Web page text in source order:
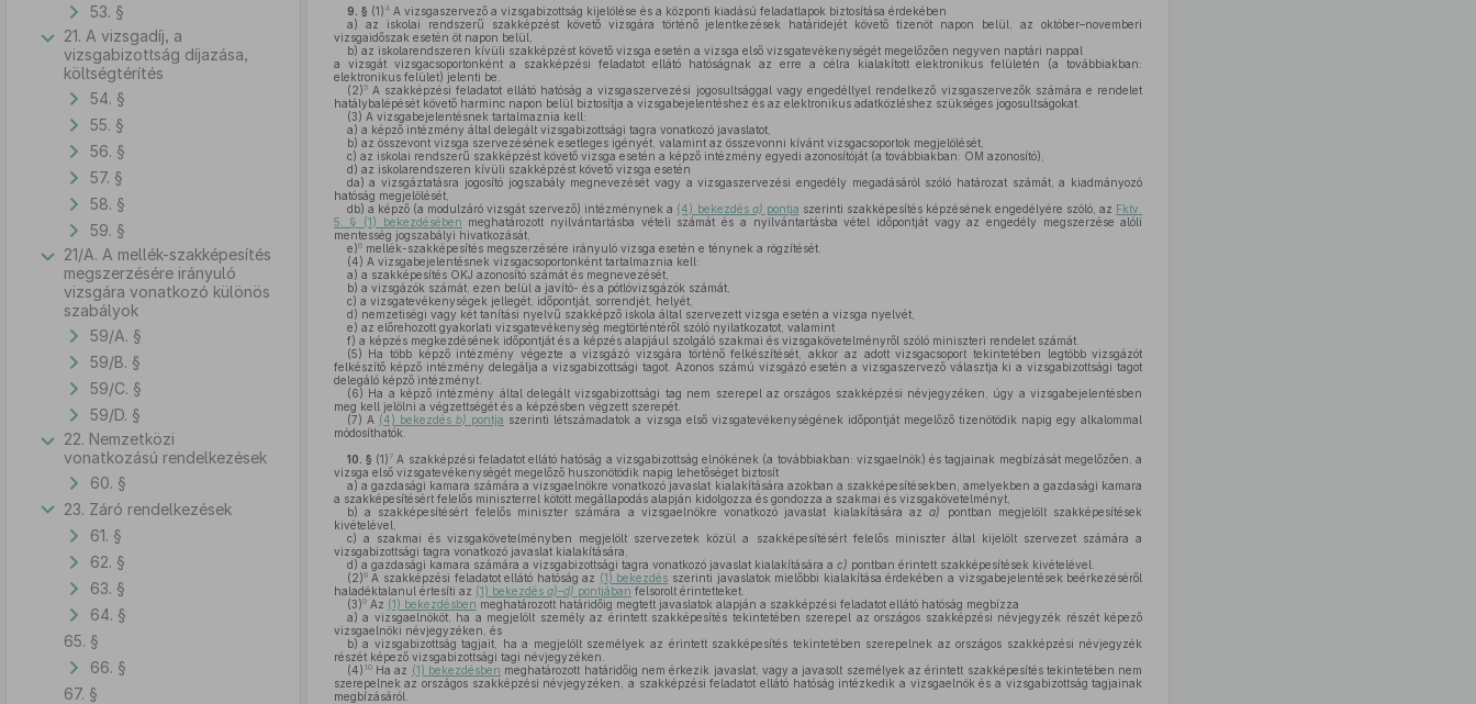
53. §
21. A vizsgadíj, a
vizsgabizottság díjazása,
költségtérítés
54. §
55. §
56. §
57. §
58. §
59. §
21/A. A mellék-szakképesítés
megszerzésére irányuló
vizsgára vonatkozó különös
szabályok
59/A. §
59/B. §
59/C. §
59/D. §
22. Nemzetközi
vonatkozású rendelkezések
60. §
23. Záró rendelkezések
61. §
62. §
63. §
64. §
65. §
66. §
67. §
9. § (1)4A vizsgaszervező a vizsgabizottság kijelölése és a központi kiadású feladatlapok biztosítása érdekében
a) az iskolai rendszerű szakképzést követő vizsgára történő jelentkezések határidejét követő tizenöt napon belül, az október–novemberi
vizsgaidőszak esetén öt napon belül,
b) az iskolarendszeren kívüli szakképzést követő vizsga esetén a vizsga első vizsgatevékenységét megelőzően negyven naptári nappal
a vizsgát vizsgacsoportonként a szakképzési feladatot ellátó hatóságnak az erre a célra kialakított elektronikus felületén (a továbbiakban:
elektronikus felület) jelenti be.
(2)5A szakképzési feladatot ellátó hatóság a vizsgaszervezési jogosultsággal vagy engedéllyel rendelkező vizsgaszervezők számára e rendelet
hatálybalépését követő harminc napon belül biztosítja a vizsgabejelentéshez és az elektronikus adatközléshez szükséges jogosultságokat.
(3) A vizsgabejelentésnek tartalmaznia kell:
a) a képző intézmény által delegált vizsgabizottsági tagra vonatkozó javaslatot,
b) az összevont vizsga szervezésének esetleges igényét, valamint az összevonni kívánt vizsgacsoportok megjelölését,
c) az iskolai rendszerű szakképzést követő vizsga esetén a képző intézmény egyedi azonosítóját (a továbbiakban: OM azonosító),
d) az iskolarendszeren kívüli szakképzést követő vizsga esetén
da) a vizsgáztatásra jogosító jogszabály megnevezését vagy a vizsgaszervezési engedély megadásáról szóló határozat számát, a kiadmányozó
hatóság megjelölését,
db) a képző (a modulzáró vizsgát szervező) intézménynek a (4) bekezdés a) pontja szerinti szakképesítés képzésének engedélyére szóló, az Fktv.
5. § (1) bekezdésében meghatározott nyilvántartásba vételi számát és a nyilvántartásba vétel időpontját vagy az engedély megszerzése alóli
mentesség jogszabályi hivatkozását,
e)6mellék-szakképesítés megszerzésére irányuló vizsga esetén e ténynek a rögzítését.
(4) A vizsgabejelentésnek vizsgacsoportonként tartalmaznia kell:
a) a szakképesítés OKJ azonosító számát és megnevezését,
b) a vizsgázók számát, ezen belül a javító- és a pótlóvizsgázók számát,
c) a vizsgatevékenységek jellegét, időpontját, sorrendjét, helyét,
d) nemzetiségi vagy két tanítási nyelvű szakképző iskola által szervezett vizsga esetén a vizsga nyelvét,
e) az előrehozott gyakorlati vizsgatevékenység megtörténtéről szóló nyilatkozatot, valamint
f) a képzés megkezdésének időpontját és a képzés alapjául szolgáló szakmai és vizsgakövetelményről szóló miniszteri rendelet számát.
(5) Ha több képző intézmény végezte a vizsgázó vizsgára történő felkészítését, akkor az adott vizsgacsoport tekintetében legtöbb vizsgázót
felkészítő képző intézmény delegálja a vizsgabizottsági tagot. Azonos számú vizsgázó esetén a vizsgaszervező választja ki a vizsgabizottsági tagot
delegáló képző intézményt.
(6) Ha a képző intézmény által delegált vizsgabizottsági tag nem szerepel az országos szakképzési névjegyzéken, úgy a vizsgabejelentésben
meg kell jelölni a végzettségét és a képzésben végzett szerepét.
(7) A (4) bekezdésb) pontja szerinti létszámadatok a vizsga első vizsgatevékenységének időpontját megelőző tizenötödik napig egy alkalommal
módosíthatók.
10. § (1)7 A szakképzési feladatot ellátó hatóság a vizsgabizottság elnökének (a továbbiakban: vizsgaelnök) és tagjainak megbízását megelőzően, a
vizsga első vizsgatevékenységét megelőző huszonötödik napig lehetőséget biztosít
a) a gazdasági kamara számára a vizsgaelnökre vonatkozó javaslat kialakítására azokban a szakképesítésekben, amelyekben a gazdasági kamara
a szakképesítésért felelős miniszterrel kötött megállapodás alapján kidolgozza és gondozza a szakmai és vizsgakövetelményt,
b) a szakképesítésért felelős miniszter számára a vizsgaelnökre vonatkozó javaslat kialakítására aza)
pontban megjelölt szakképesítések
kivételével,
c) a szakmai és vizsgakövetelményben megjelölt szervezetek közül a szakképesítésért felelős miniszter által kijelölt szervezet számára a
vizsgabizottsági tagra vonatkozó javaslat kialakítására,
d) a gazdasági kamara számára a vizsgabizottsági tagra vonatkozó javaslat kialakítására a c) pontban érintett szakképesítések kivételével.
(2)8A szakképzési feladatot ellátó hatóság az (1) bekezdés szerinti javaslatok mielőbbi kialakítása érdekében a vizsgabejelentések beérkezéséről
haladéktalanul értesíti az (1) bekezdés a)–d) pontjában felsorolt érintetteket.
(3)9Az (1) bekezdésben meghatározott határidőig megtett javaslatok alapján a szakképzési feladatot ellátó hatóság megbízza
a) a vizsgaelnököt, ha a megjelölt személy az érintett szakképesítés tekintetében szerepel az országos szakképzési névjegyzék részét képező
vizsgaelnöki névjegyzéken, és
b) a vizsgabizottság tagjait, ha a megjelölt személyek az érintett szakképesítés tekintetében szerepelnek az országos szakképzési névjegyzék
részét képező vizsgabizottsági tagi névjegyzéken.
(4) 10Ha az (1) bekezdésben meghatározott határidőig nem érkezik javaslat, vagy a javasolt személyek az érintett szakképesítés tekintetében nem
szerepelnek az országos szakképzési névjegyzéken, a szakképzési feladatot ellátó hatóság intézkedik a vizsgaelnök és a vizsgabizottság tagjainak
megbízásáról.